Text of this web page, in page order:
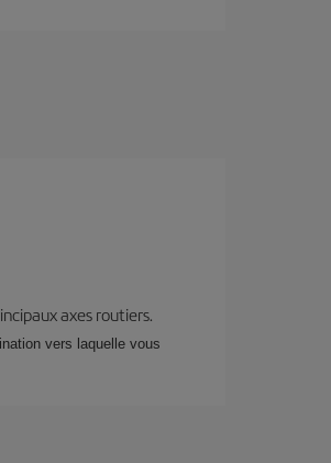
axes routiers.
vers laquelle vous